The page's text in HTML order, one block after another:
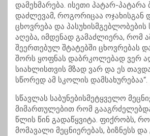
დამეხმარება. ისეთი პატარ-პატარა
დაძლევამ, როგორიცაა ოჯახისგან
ცხოვრება და პასუხისმგებლობების
აღება, იმდენად გამაძლიერა, რომ
შეერთებულ შტატებში ცხოვრებას
შორს ყოფნას დაბრკოლებად ვერ
სიახლისთვის მზად ვარ და ეს
სწორედ ამ სკოლის დამსახურებაა“.
სწავლას საბუნებისმეტყველო
მიმართულებით რომ
წლის წინ გადაწყვიტა. ფიქრობს,
მომავალი მეცნიერებას, ბიზნესს